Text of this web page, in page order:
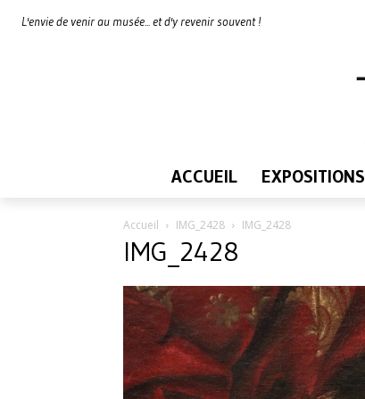
L'envie de venir au musée... et d'y revenir souvent !
ACCUEIL EXPOSITIONS
Accueil IMG_2428 IMG_2428
IMG_2428